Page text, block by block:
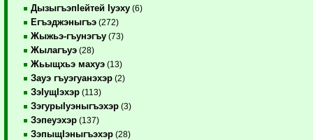
ДызыгъэпIейтей Iуэху (6)
Егъэджэныгъэ (272)
Жыжьэ-гъунэгъу (73)
Жылагъуэ (28)
Жьыщхьэ махуэ (13)
Зауэ гъуэгуанэхэр (2)
ЗэIущIэхэр (113)
ЗэгурыIуэныгъэхэр (3)
Зэпеуэхэр (137)
ЗэпыщIэныгъэхэр (28)